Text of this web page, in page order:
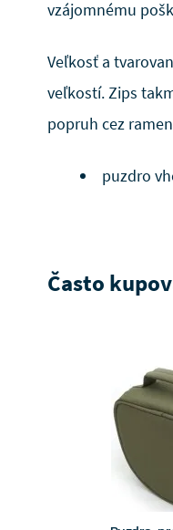
vzájomnému
Veľkosť a
veľkostí. Zips
popruh cez
puzdro
Často